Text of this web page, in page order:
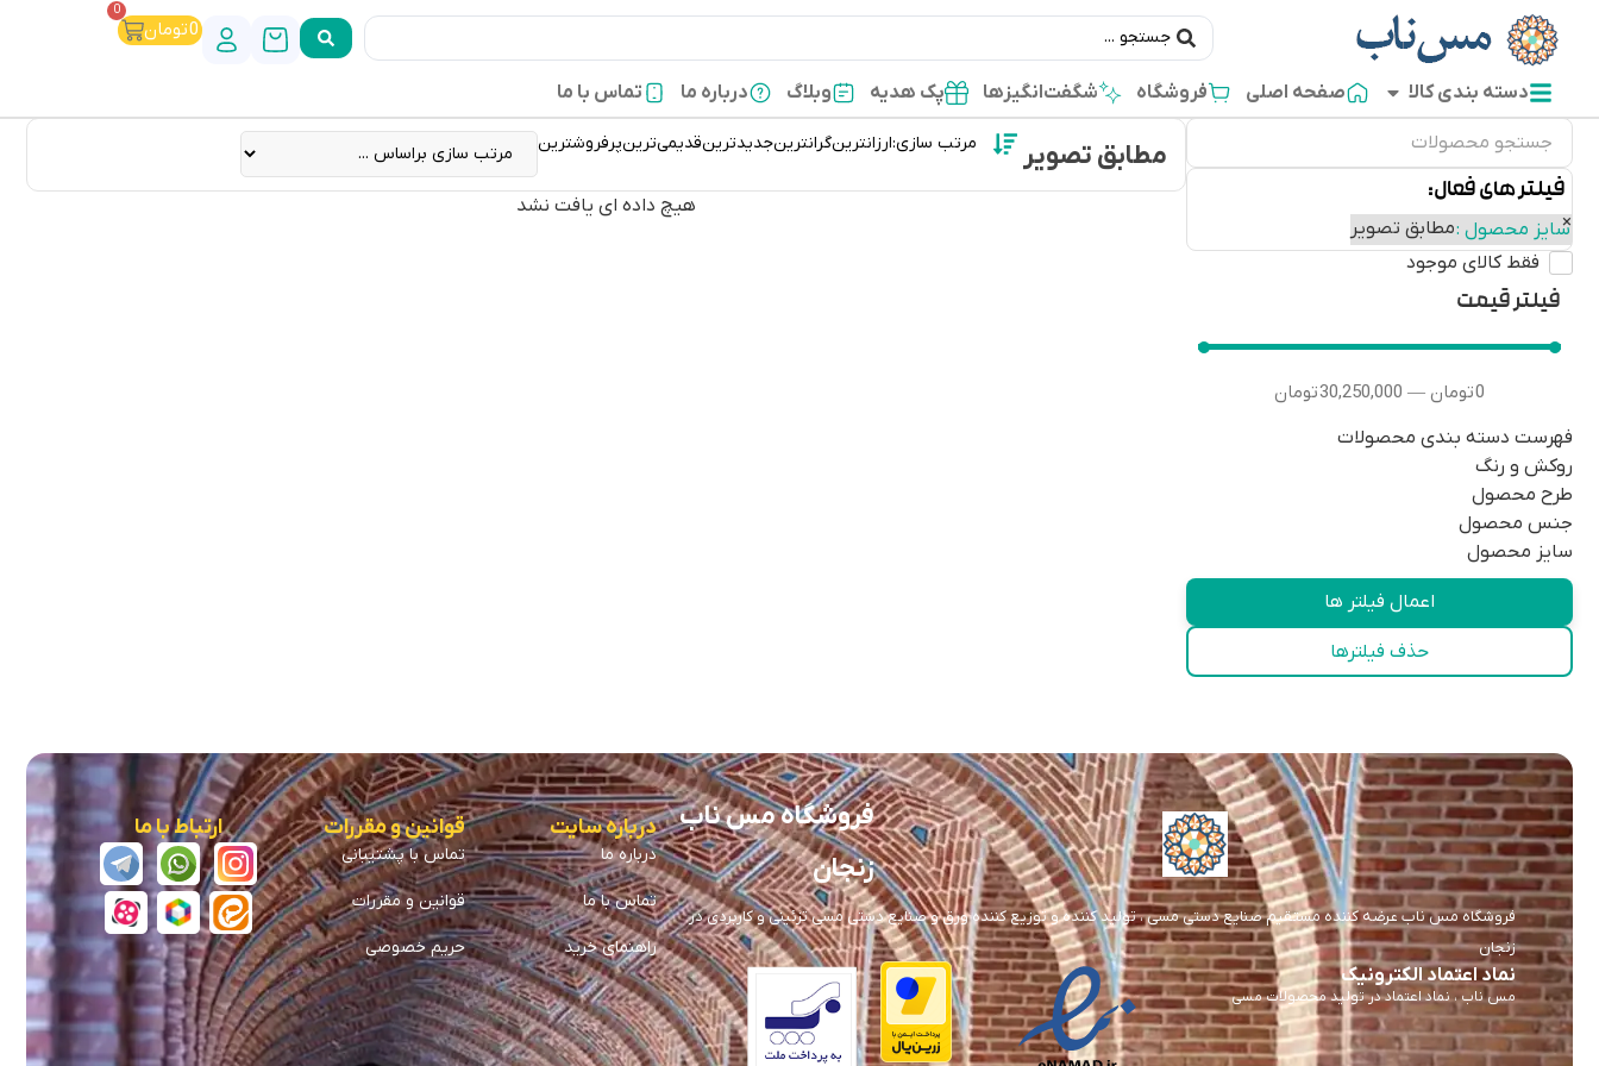
0تومان
0
دسته بندی کالا صفحه اصلی فروشگاه شگفت‌انگیزها پک هدیه وبلاگ درباره ما تماس با ما
فیلتر های فعال:
سایز محصول :مطابق تصویر
×
فقط کالای موجود
فیلتر قیمت
0تومان —
30,250,000تومان
فهرست دسته بندی محصولات
روکش و رنگ
طرح محصول
جنس محصول
سایز محصول
اعمال فیلتر ها
حذف فیلترها
مطابق تصویر مرتب سازی:ارزانترینگرانترینجدیدترینقدیمی‌ترینپرفروشترین
هیچ داده ای یافت نشد
فروشگاه مس ناب
زنجان
فروشگاه مس ناب عرضه کننده مستقیم صنایع دستی مسی ، تولید کننده و توزیع کننده ورق و صنایع دستی مسی تزئینی و کاربردی در
زنجان
نماد اعتماد الکترونیک
مس ناب ، نماد اعتماد در تولید محصولات مسی
درباره سایت
درباره ما
تماس با ما
راهنمای خرید
قوانین و مقررات
تماس با پشتیبانی
قوانین و مقررات
حریم خصوصی
ارتباط با ما